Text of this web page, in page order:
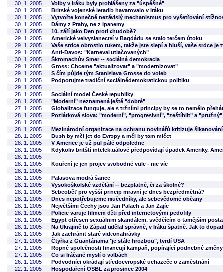
30. 1. 2005
Volby v Iráku byly prohlášeny za "úspěšné"
30. 1. 2005
Britské vojenské letadlo havarovalo v Iráku
30. 1. 2005
Vytvořte konečně nezávislý mechanismus pro vyšetřování
30. 1. 2005
Dámy z Prahy, ne z Ipanemy
30. 1. 2005
10. září jako Den proti chudobě?
29. 1. 2005
Americké velvyslanectví v Bagdádu se stalo terčem útoku
29. 1. 2005
Vaše srdce obrostlo tukem, takže jste slepí a hluší, vaše srdce je
29. 1. 2005
Anti-Davos: "Karneval utlačovaných"
30. 1. 2005
Škromachův Smer -- sociálná demokracia
29. 1. 2005
Gross: Chceme "aktualizovat" a "modernizovat"
29. 1. 2005
S čím půjde tým Stanislava Grosse do voleb
28. 1. 2005
Podporujme tradiční sociálnědemokratickou politiku
29. 1. 2005
28. 1. 2005
Sociální model České republiky
28. 1. 2005
"Moderní" neznamená ještě "dobré"
27. 1. 2005
Globalizace funguje, ale s tržními principy by se to nemělo
28. 1. 2005
Pozlátková slova: "moderní", "progresivní", "zeštíhlit" a "pružný"
28. 1. 2005
28. 1. 2005
Mezinárodní organizace na ochranu novinářů kritizuje
28. 1. 2005
Bush by měl jet do Evropy a měl by tam mlčet
28. 1. 2005
V Americe je už půl páté odpoledne
28. 1. 2005
Kdykoliv britští intelektuálové předpovídají úpadek Ameriky,
28. 1. 2005
28. 1. 2005
Kouření je jen projev svobodné vůle - nic víc
28. 1. 2005
28. 1. 2005
Palasova modrá šance
28. 1. 2005
Vysokoškolské vzdělání -- bezplatně, či za školné?
28. 1. 2005
Sebeoběť pro vyšší princip mravní je dnes bezpředmětná?
28. 1. 2005
Dnes nepotřebujeme mučedníky, ale sebevědomé občany
28. 1. 2005
Největšími Čechy jsou Jan Palach a Jan Zajíc
28. 1. 2005
Policie varuje filmem děti před internetovými pedofily
28. 1. 2005
Egypt otřesen sexuálním skandálem, svědčícím o tamějším
28. 1. 2005
Na Ukrajině to Západ udělal správně, v Iráku špatně. Jak to
28. 1. 2005
Jak zachránit staré videonahrávky
27. 1. 2005
Čtyřka z Guantánama "je stále hrozbou", tvrdí USA
27. 1. 2005
Ropné společnosti financují kampaň, popírající podnebné změny
27. 1. 2005
Co si Iráčané myslí o volbách
26. 1. 2005
Podvodníci okrádají středoevropské uchazeče o zaměstnání
22. 1. 2005
Hospodaření OSBL za prosinec 2004